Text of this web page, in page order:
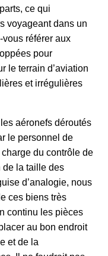
ce qui
voyageant dans un
vous référer aux
pour
le terrain d’aviation
et irrégulières
aéronefs déroutés
le personnel de
charge du contrôle de
de la taille des
d’analogie, nous
ces biens très
continu les pièces
au bon endroit
et de la